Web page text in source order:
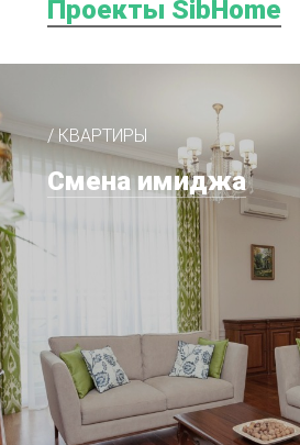
Проекты SibHome
/ КВАРТИРЫ
Смена имиджа